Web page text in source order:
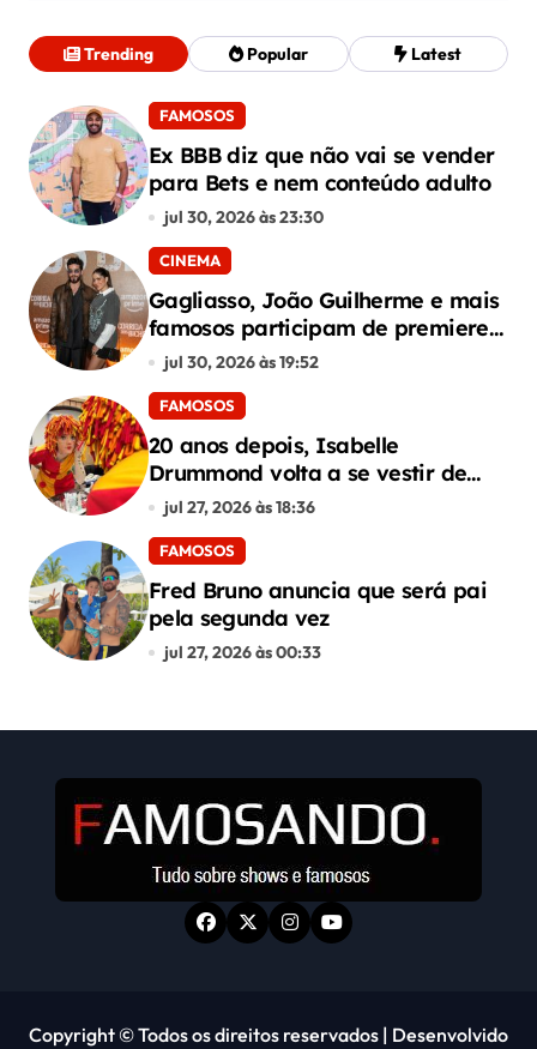
Trending Popular Latest
FAMOSOS
Ex BBB diz que não vai se vender
para Bets e nem conteúdo adulto
jul 30, 2026 às 23:30
CINEMA
Gagliasso, João Guilherme e mais
famosos participam de premiere
de “Corrida dos Bichos”
jul 30, 2026 às 19:52
FAMOSOS
20 anos depois, Isabelle
Drummond volta a se vestir de
Emília do Sítio
jul 27, 2026 às 18:36
FAMOSOS
Fred Bruno anuncia que será pai
pela segunda vez
jul 27, 2026 às 00:33
Copyright © Todos os direitos reservados | Desenvolvido